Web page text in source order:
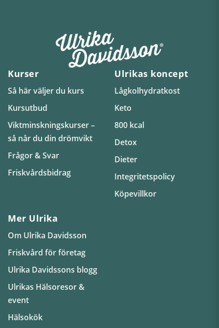
Kurser
Så här väljer du kurs
Kursutbud
Viktminskningskurser –
så når du din drömvikt
Frågor & Svar
Friskvårdsbidrag
Ulrikas koncept
Lågkolhydratkost
Keto
800 kcal
Detox
Dieter
Integritetspolicy
Köpevillkor
Mer Ulrika
Om Ulrika Davidsson
Friskvård för företag
Ulrika Davidssons blogg
Ulrikas Hälsoresor &
event
Hälsokök